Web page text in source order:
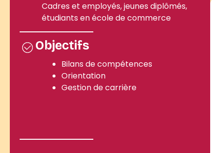
Cadres et employés, jeunes diplômés,
étudiants en école de commerce
Objectifs
Bilans de compétences
Orientation
Gestion de carrière